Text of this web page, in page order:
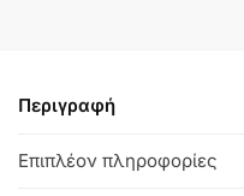
Περιγραφή
Επιπλέον πληροφορίες